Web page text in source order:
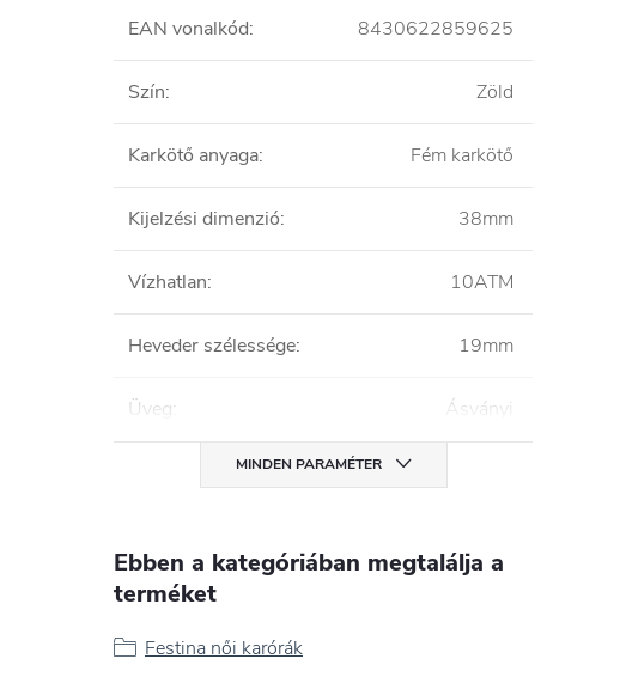
EAN vonalkód: 8430622859625
Szín: Zöld
Karkötő anyaga: Fém karkötő
Kijelzési dimenzió: 38mm
Vízhatlan: 10ATM
Heveder szélessége: 19mm
Üveg: Ásványi
MINDEN PARAMÉTER
Ebben a kategóriában megtalálja a
terméket
Festina női karórák